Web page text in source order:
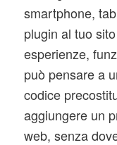
smartphone,
plugin al tuo
esperienze,
può pensare a
codice
aggiungere un
web, senza